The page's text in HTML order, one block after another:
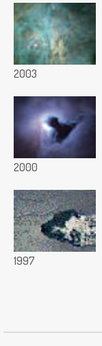
2003
2000
1997